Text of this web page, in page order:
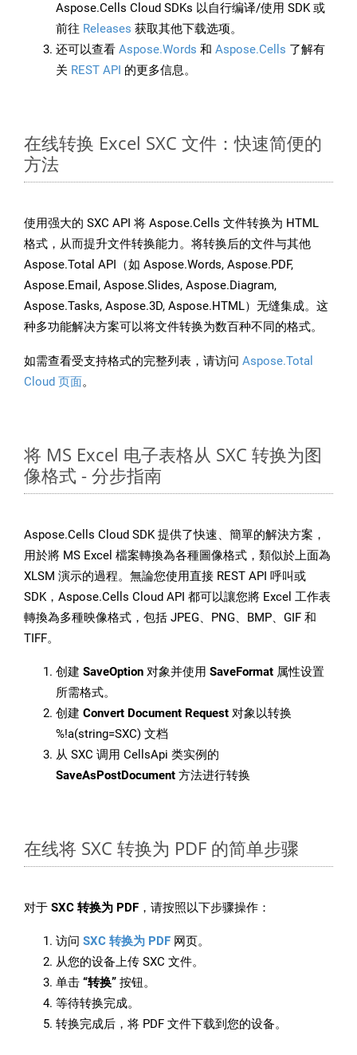
Aspose.Cells Cloud SDKs 以自行编译/使用 SDK 或
前往 Releases 获取其他下载选项。
还可以查看 Aspose.Words 和 Aspose.Cells 了解有
关 REST API 的更多信息。
在线转换 Excel SXC 文件：快速简便的
方法
使用强大的 SXC API 将 Aspose.Cells 文件转换为 HTML
格式，从而提升文件转换能力。将转换后的文件与其他
Aspose.Total API（如 Aspose.Words, Aspose.PDF,
Aspose.Email, Aspose.Slides, Aspose.Diagram,
Aspose.Tasks, Aspose.3D, Aspose.HTML）无缝集成。这
种多功能解决方案可以将文件转换为数百种不同的格式。
如需查看受支持格式的完整列表，请访问 Aspose.Total
Cloud 页面。
将 MS Excel 电子表格从 SXC 转换为图
像格式 - 分步指南
Aspose.Cells Cloud SDK 提供了快速、簡單的解決方案，
用於將 MS Excel 檔案轉換為各種圖像格式，類似於上面為
XLSM 演示的過程。無論您使用直接 REST API 呼叫或
SDK，Aspose.Cells Cloud API 都可以讓您將 Excel 工作表
轉換為多種映像格式，包括 JPEG、PNG、BMP、GIF 和
TIFF。
创建 SaveOption 对象并使用 SaveFormat 属性设置
所需格式。
创建 Convert Document Request 对象以转换
%!a(string=SXC) 文档
从 SXC 调用 CellsApi 类实例的
SaveAsPostDocument 方法进行转换
在线将 SXC 转换为 PDF 的简单步骤
对于 SXC 转换为 PDF ，请按照以下步骤操作：
访问 SXC 转换为 PDF 网页。
从您的设备上传 SXC 文件。
单击 “转换” 按钮。
等待转换完成。
转换完成后，将 PDF 文件下载到您的设备。